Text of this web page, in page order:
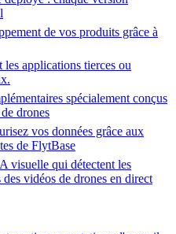
de vos produits grâce à
applications tierces ou
spécialement conçus
drones
vos données grâce aux
de FlytBase
visuelle qui détectent les
vidéos de drones en direct